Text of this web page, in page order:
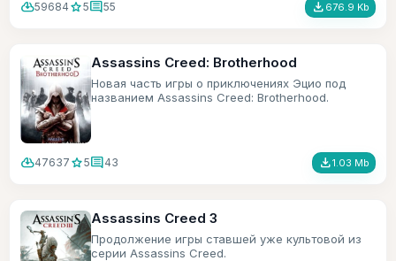
cloud_download59684 star5comment55 file_download 676.9 Kb
Assassins Creed: Brotherhood
Новая часть игры о приключениях Эцио под
названием Assassins Creed: Brotherhood.
cloud_download47637 star5comment43 file_download1.03 Mb
Assassins Creed 3
Продолжение игры ставшей уже культовой из
серии Assassins Creed.